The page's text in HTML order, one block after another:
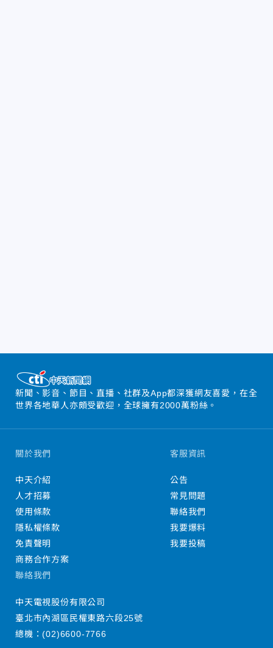
新聞、影音、節目、直播、社群及App都深獲網友喜愛，在全
世界各地華人亦頗受歡迎，全球擁有2000萬粉絲。
關於我們
中天介紹
人才招募
使用條款
隱私權條款
免責聲明
商務合作方案
客服資訊
公告
常見問題
聯絡我們
我要爆料
我要投稿
聯絡我們
中天電視股份有限公司
臺北市內湖區民權東路六段25號
總機：(02)6600-7766